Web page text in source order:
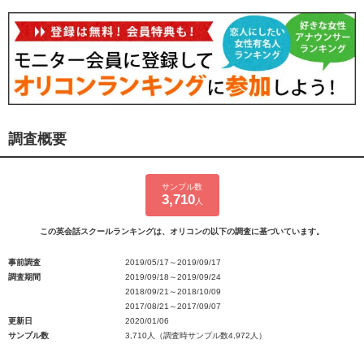
調査概要
サンプル数
3,710人
この英会話スクールランキングは、オリコンの以下の調査に基づいています。
事前調査
2019/05/17～2019/09/17
調査期間
2019/09/18～2019/09/24
2018/09/21～2018/10/09
2017/08/21～2017/09/07
更新日
2020/01/06
サンプル数
3,710人（調査時サンプル数4,972人）